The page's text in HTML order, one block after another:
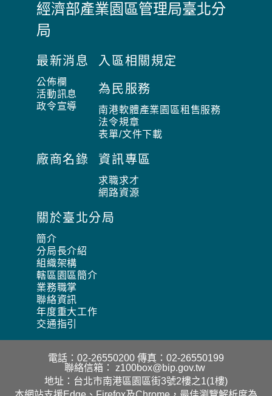
:經濟部產業園區管理局臺北分
局
最新消息
公佈欄
活動訊息
政令宣導
入區相關規定
為民服務
南港軟體產業園區租售服務
法令規章
表單/文件下載
廠商名錄 資訊專區
求職求才
網路資源
關於臺北分局
簡介
分局長介紹
組織架構
轄區園區簡介
業務職掌
聯絡資訊
年度重大工作
交通指引
電話：02-26550200 傳真：02-26550199
聯絡信箱：
z100box@bip.gov.tw
地址：台北市南港區園區街3號2樓之1(1樓)